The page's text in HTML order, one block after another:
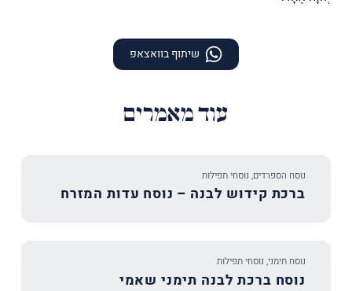
שיתוף בוואצאפ
עוד מאמרים
נוסח הספרדים, נוסחי תפילות
ברכת קידוש לבנה – נוסח עדות המזרח
נוסח תימני, נוסחי תפילות
נוסח ברכת לבנה תימני שאמי